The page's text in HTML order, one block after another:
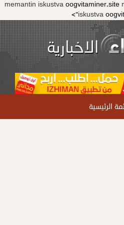
memantin iskustvaoogvitaminer.site
iskustva
الرئيسية